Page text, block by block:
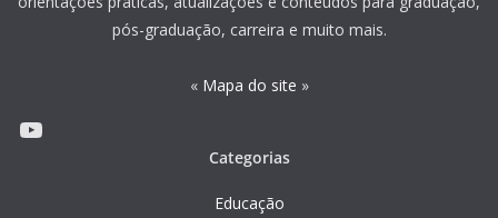
pós-graduação, carreira e muito mais.
« Mapa do site »
Youtube
Categorias
Educação